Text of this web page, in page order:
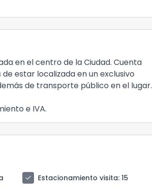
en el centro de la Ciudad. Cuenta
estar localizada en un exclusivo
de transporte público en el lugar.
e IVA.
check Estacionamiento visita: 15